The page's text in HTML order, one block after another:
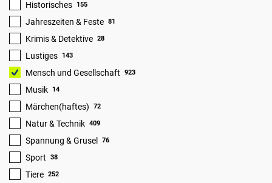
Historisches 155
Jahreszeiten & Feste 81
Krimis & Detektive 28
Lustiges 143
Mensch und Gesellschaft 923
Musik 14
Märchen(haftes) 72
Natur & Technik 409
Spannung & Grusel 76
Sport 38
Tiere 252